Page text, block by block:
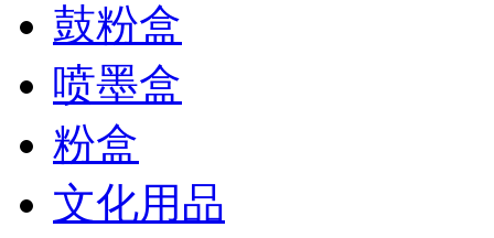
鼓粉盒
喷墨盒
粉盒
文化用品